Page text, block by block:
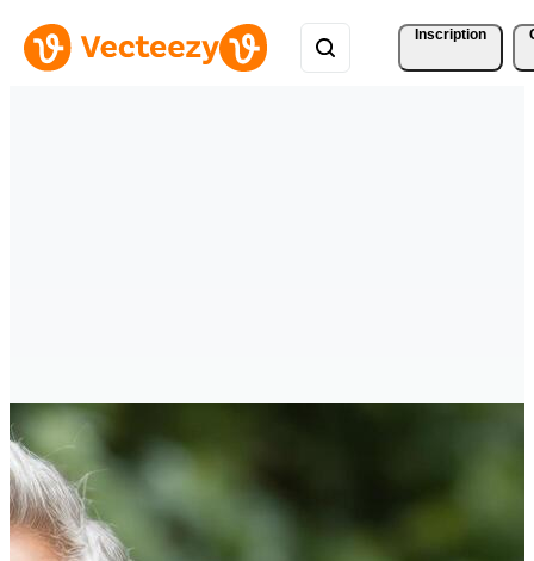
Inscription